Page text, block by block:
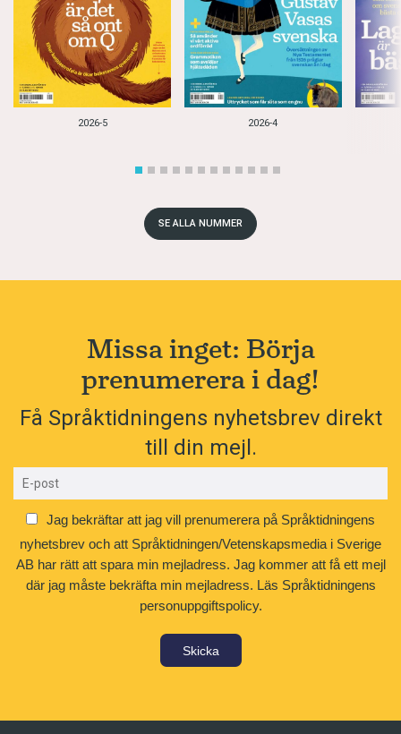
2026-5 2026-4
SE ALLA NUMMER
Missa inget: Börja
prenumerera i dag!
Få Språktidningens nyhetsbrev direkt
till din mejl.
Jag bekräftar att jag vill prenumerera på Språktidningens
nyhetsbrev och att Språktidningen/Vetenskapsmedia i Sverige
AB har rätt att spara min mejladress. Jag kommer att få ett mejl
där jag måste bekräfta min mejladress. Läs Språktidningens
personuppgiftspolicy.
Skicka